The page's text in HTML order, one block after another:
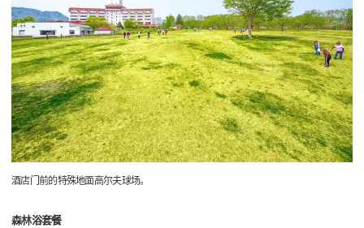
酒店门前的特殊地面高尔夫球场。
森林浴套餐